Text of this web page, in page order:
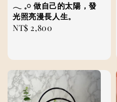
𓂃 𓈒𓏸 做自己的太陽，發
光照亮漫長人生。
Regular
NT$ 2,800